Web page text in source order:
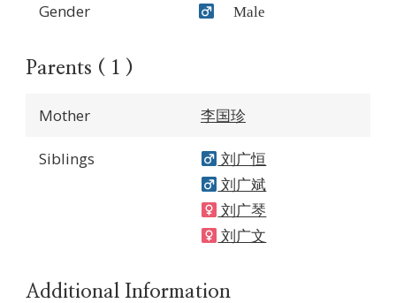
Gender Male
Parents ( 1 )
Mother 李国珍
Siblings
刘广恒
刘广斌
刘广琴
刘广文
Additional Information